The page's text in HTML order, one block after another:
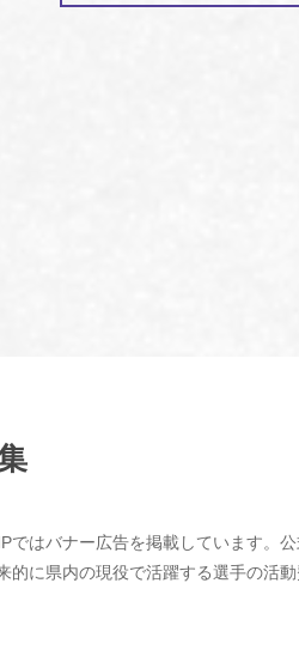
情報）
ッカー選手権大
女子サッカー選
予選 優勝
ではバナー広告を掲載しています。
的に県内の現役で活躍する選手の活